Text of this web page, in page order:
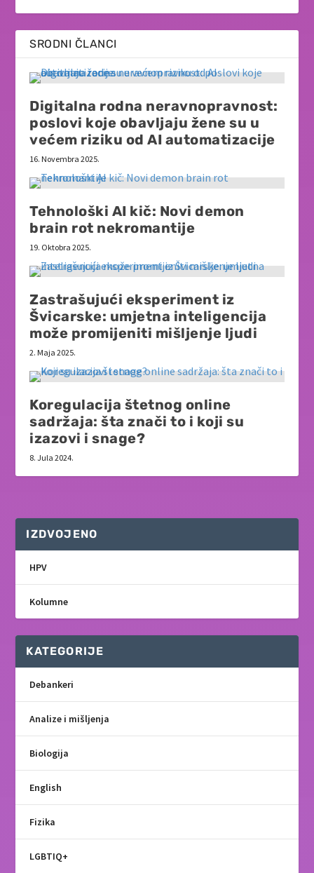
SRODNI ČLANCI
Digitalna rodna neravnopravnost:
poslovi koje obavljaju žene su u
većem riziku od AI automatizacije
16. Novembra 2025.
Tehnološki AI kič: Novi demon
brain rot nekromantije
19. Oktobra 2025.
Zastrašujući eksperiment iz
Švicarske: umjetna inteligencija
može promijeniti mišljenje ljudi
2. Maja 2025.
Koregulacija štetnog online
sadržaja: šta znači to i koji su
izazovi i snage?
8. Jula 2024.
IZDVOJENO
HPV
Kolumne
KATEGORIJE
Debankeri
Analize i mišljenja
Biologija
English
Fizika
LGBTIQ+